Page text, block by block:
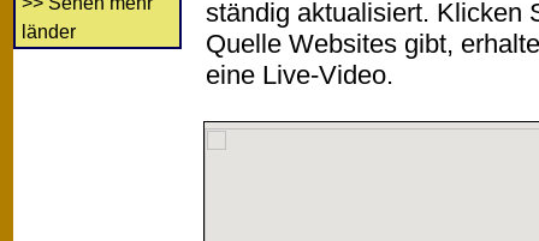
länder
ständig aktualisiert. Klicken
Quelle Websites gibt,
eine Live-Video.